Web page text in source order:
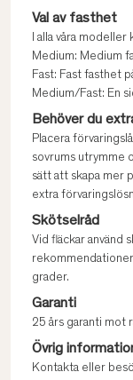
Val av fasthet
I alla våra
Medium: Medium
Fast: Fast fasthet
Medium/Fast: En
Behöver du
Placera
sovrums utrymme
sätt att skapa mer
extra
Skötselråd
Vid fläckar använd
grader.
Garanti
25 års garanti
Övrig
Kontakta eller